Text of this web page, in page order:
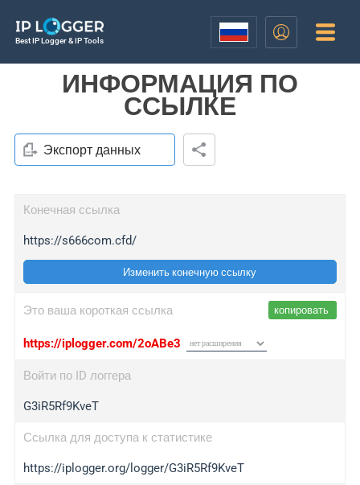
Best IP Logger & IP Tools
ИНФОРМАЦИЯ ПО
ССЫЛКЕ
Экспорт данных
Конечная ссылка
https://s666com.cfd/
Изменить конечную ссылку
Это ваша короткая ссылка копировать
https://iplogger.com/2oABe3
Войти по ID логгера
G3iR5Rf9KveT
Ссылка для доступа к статистике
https://iplogger.org/logger/G3iR5Rf9KveT